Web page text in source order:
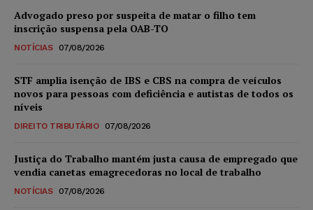
Advogado preso por suspeita de matar o filho tem
inscrição suspensa pela OAB-TO
NOTÍCIAS 07/08/2026
STF amplia isenção de IBS e CBS na compra de veículos
novos para pessoas com deficiência e autistas de todos os
níveis
DIREITO TRIBUTÁRIO 07/08/2026
Justiça do Trabalho mantém justa causa de empregado que
vendia canetas emagrecedoras no local de trabalho
NOTÍCIAS 07/08/2026